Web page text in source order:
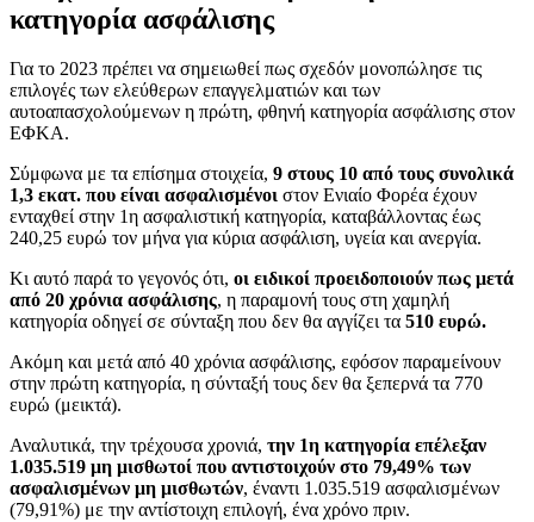
κατηγορία ασφάλισης
Για το 2023 πρέπει να σημειωθεί πως σχεδόν μονοπώλησε τις
επιλογές των ελεύθερων επαγγελματιών και των
αυτοαπασχολούμενων η πρώτη, φθηνή κατηγορία ασφάλισης στον
ΕΦΚΑ.
Σύμφωνα με τα επίσημα στοιχεία, 9 στους 10 από τους συνολικά
1,3 εκατ. που είναι ασφαλισμένοι στον Ενιαίο Φορέα έχουν
ενταχθεί στην 1η ασφαλιστική κατηγορία, καταβάλλοντας έως
240,25 ευρώ τον μήνα για κύρια ασφάλιση, υγεία και ανεργία.
Κι αυτό παρά το γεγονός ότι, οι ειδικοί προειδοποιούν πως μετά
από 20 χρόνια ασφάλισης, η παραμονή τους στη χαμηλή
κατηγορία οδηγεί σε σύνταξη που δεν θα αγγίζει τα 510 ευρώ.
Ακόμη και μετά από 40 χρόνια ασφάλισης, εφόσον παραμείνουν
στην πρώτη κατηγορία, η σύνταξή τους δεν θα ξεπερνά τα 770
ευρώ (μεικτά).
Αναλυτικά, την τρέχουσα χρονιά, την 1η κατηγορία επέλεξαν
1.035.519 μη μισθωτοί που αντιστοιχούν στο 79,49% των
ασφαλισμένων μη μισθωτών, έναντι 1.035.519 ασφαλισμένων
(79,91%) με την αντίστοιχη επιλογή, ένα χρόνο πριν.